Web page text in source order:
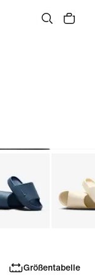
Größentabelle